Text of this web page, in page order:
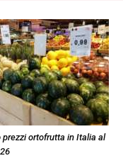
prezzi ortofrutta in Italia al